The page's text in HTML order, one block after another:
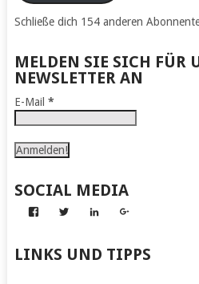
Schließe dich 154 anderen
MELDEN SIE SICH FÜR
NEWSLETTER AN
E-Mail *
SOCIAL MEDIA
Profil
Nachmachen
Profil
Kapff
Profil
Kapff
Profil
Kapff
LINKS UND TIPPS